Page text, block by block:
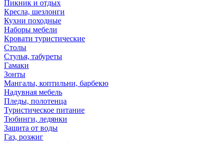
Пикник и отдых
Кресла, шезлонги
Кухни походные
Наборы мебели
Кровати туристические
Столы
Стулья, табуреты
Гамаки
Зонты
Мангалы, коптильни, барбекю
Надувная мебель
Пледы, полотенца
Туристическое питание
Тюбинги, ледянки
Защита от воды
Газ, розжиг